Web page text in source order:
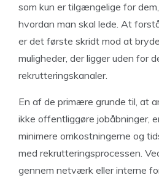
som kun er tilgængelige for
hvordan man skal lede. At
er det første skridt mod at
muligheder, der ligger uden for
rekrutteringskanaler.
En af de primære grunde til, at
ikke offentliggøre jobåbninger,
minimere omkostningerne og
med rekrutteringsprocessen.
gennem netværk eller interne